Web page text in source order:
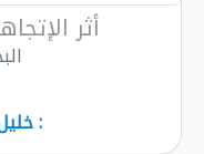
أثر
: